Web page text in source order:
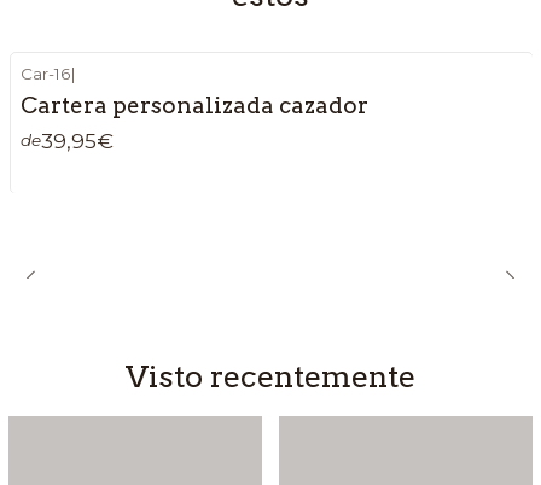
Car-16|
Cartera personalizada cazador
de39,95€
Visto recentemente